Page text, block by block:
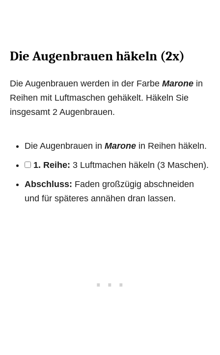
Die Augenbrauen häkeln (2x)
Die Augenbrauen werden in der Farbe Marone in
Reihen mit Luftmaschen gehäkelt. Häkeln Sie
insgesamt 2 Augenbrauen.
Die Augenbrauen in Marone in Reihen häkeln.
1. Reihe: 3 Luftmachen häkeln (3 Maschen).
Abschluss: Faden großzügig abschneiden
und für späteres annähen dran lassen.